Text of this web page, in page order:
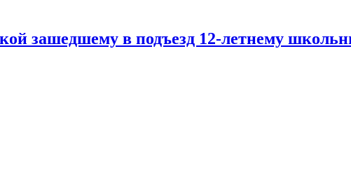
зашедшему в подъезд 12-летнему